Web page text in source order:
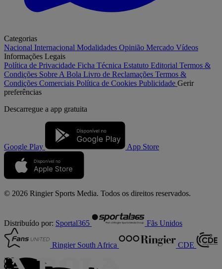
Categorias
Nacional Internacional Modalidades Opinião Mercado Vídeos
Informações Legais
Política de Privacidade Ficha Técnica Estatuto Editorial Termos &
Condições Sobre A Bola Livro de Reclamações Termos &
Condições Comerciais Política de Cookies Publicidade Gerir
preferências
Descarregue a app gratuita
Google Play App Store
© 2026 Ringier Sports Media. Todos os direitos reservados.
Distribuído por: Sportal365 Fãs Unidos
Ringier South Africa CDE